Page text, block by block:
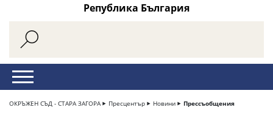
Република България
ОКРЪЖЕН СЪД - СТАРА ЗАГОРА Пресцентър Новини Прессъобщения